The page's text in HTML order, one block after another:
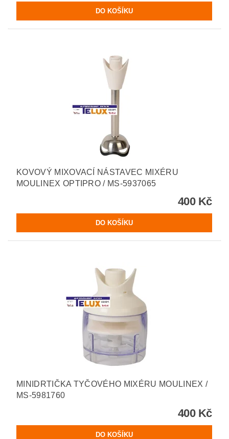
KOVOVÝ MIXOVACÍ NÁSTAVEC MIXÉRU
MOULINEX OPTIPRO / MS-5937065
400 Kč
MINIDRTIČKA TYČOVÉHO MIXÉRU MOULINEX /
MS-5981760
400 Kč